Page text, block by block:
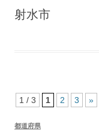
射水市
1 / 3 1 2 3 »
都道府県